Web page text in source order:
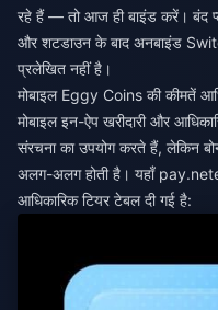
रहे हैं — तो आज ही बाइंड करें। बंद
और शटडाउन के बाद अनबाइंड
प्रलेखित नहीं है।
मोबाइल Eggy Coins की कीमतें
मोबाइल इन-ऐप खरीदारी और
संरचना का उपयोग करते हैं, लेकिन
अलग-अलग होती है। यहाँ
आधिकारिक टियर टेबल दी गई है: